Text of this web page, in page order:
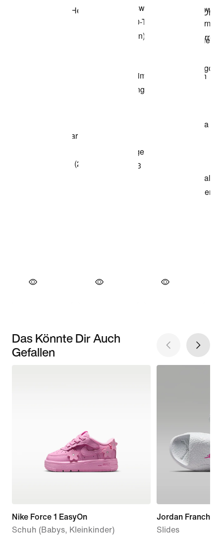
Das Könnte Dir Auch
Gefallen
Nike Force 1 EasyOn
Schuh (Babys, Kleinkinder)
Jordan Franchise
Slides